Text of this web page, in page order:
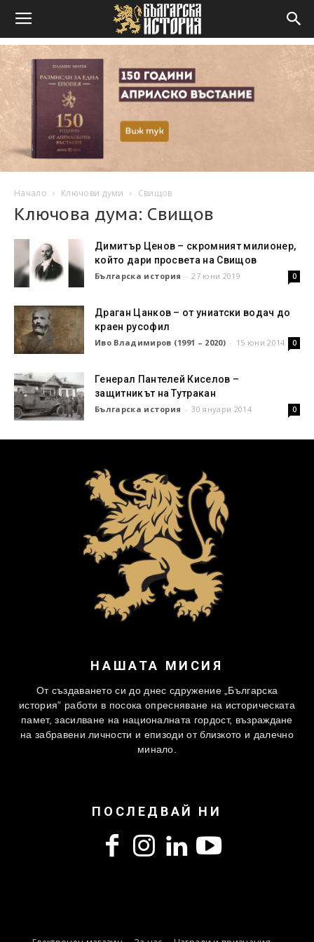
Начало Ключови думи Свищов
Ключова дума: Свищов
Димитър Ценов – скромният милионер,
който дари просвета на Свищов
Българска история - 27 юни 2019 0
Драган Цанков – от униатски водач до
краен русофил
Иво Владимиров (1991 – 2020) - 15 юни 2014 0
Генерал Пантелей Киселов –
защитникът на Тутракан
Българска история - 30 януари 2014 0
НАШАТА МИСИЯ
От създаването си до днес сдружение „Българска
история” работи в посока опресняване на историческата
памет, засилване на националната гордост, възраждане
на забравени личности и епизоди от близкото и далечно
минало.
ПОСЛЕДВАЙ НИ